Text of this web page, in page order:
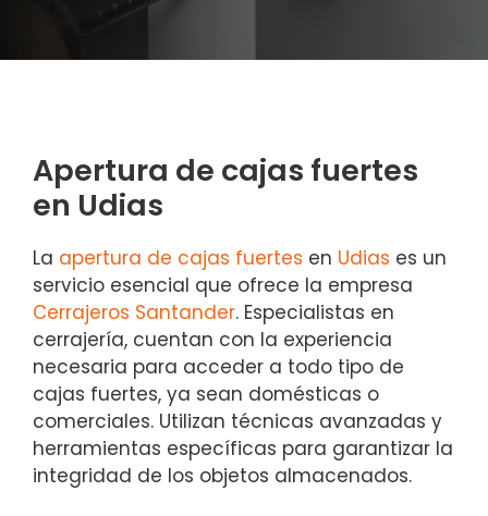
Apertura de cajas fuertes
en Udias
La apertura de cajas fuertes en Udias es un
servicio esencial que ofrece la empresa
Cerrajeros Santander. Especialistas en
cerrajería, cuentan con la experiencia
necesaria para acceder a todo tipo de
cajas fuertes, ya sean domésticas o
comerciales. Utilizan técnicas avanzadas y
herramientas específicas para garantizar la
integridad de los objetos almacenados.